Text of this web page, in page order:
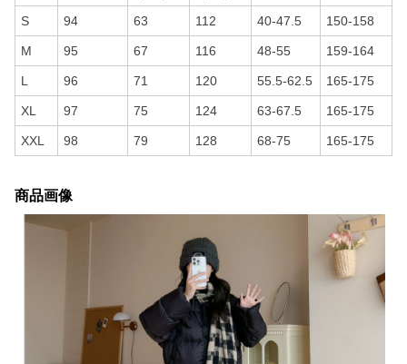
S 94 63 112 40-47.5 150-158
M 95 67 116 48-55 159-164
L 96 71 120 55.5-62.5 165-175
XL 97 75 124 63-67.5 165-175
XXL 98 79 128 68-75 165-175
商品画像